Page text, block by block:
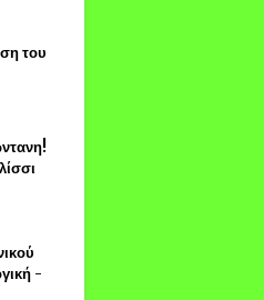
του
-